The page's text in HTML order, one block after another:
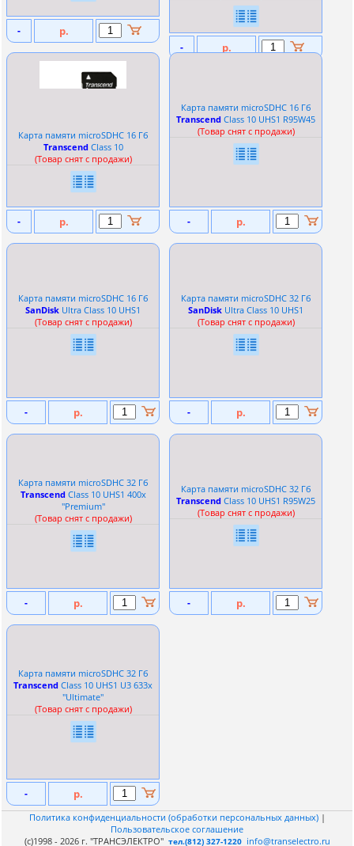
- р.
- р.
Карта памяти microSDHC 16 Гб
TranscendСlass 10
(Товар снят с продажи)
- р.
Карта памяти microSDHC 16 Гб
Transcend Сlass 10 UHS1 R95W45
(Товар снят с продажи)
- р.
Карта памяти microSDHC 16 Гб
SanDisk Ultra Сlass 10 UHS1
(Товар снят с продажи)
- р.
Карта памяти microSDHC 32 Гб
SanDisk Ultra Сlass 10 UHS1
(Товар снят с продажи)
- р.
Карта памяти microSDHC 32 Гб
TranscendСlass 10 UHS1 400x
''Premium''
(Товар снят с продажи)
- р.
Карта памяти microSDHC 32 Гб
Transcend Сlass 10 UHS1 R95W25
(Товар снят с продажи)
- р.
Карта памяти microSDHC 32 Гб
Transcend Сlass 10 UHS1 U3 633x
''Ultimate''
(Товар снят с продажи)
- р.
Политика конфиденциальности (обработки персональных данных) |
Пользовательское соглашение
(c)1998 - 2026 г. "ТРАНСЭЛЕКТРО" тел.(812) 327-1220 info@transelectro.ru